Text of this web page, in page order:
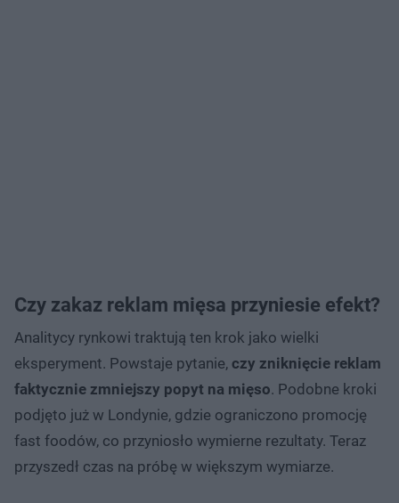
Czy zakaz reklam mięsa przyniesie efekt?
Analitycy rynkowi traktują ten krok jako wielki
eksperyment. Powstaje pytanie, czy zniknięcie reklam
faktycznie zmniejszy popyt na mięso. Podobne kroki
podjęto już w Londynie, gdzie ograniczono promocję
fast foodów, co przyniosło wymierne rezultaty. Teraz
przyszedł czas na próbę w większym wymiarze.